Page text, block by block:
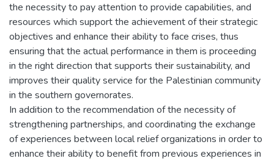
the necessity to pay attention to provide capabilities, and
resources which support the achievement of their strategic
objectives and enhance their ability to face crises, thus
ensuring that the actual performance in them is proceeding
in the right direction that supports their sustainability, and
improves their quality service for the Palestinian community
in the southern governorates.
In addition to the recommendation of the necessity of
strengthening partnerships, and coordinating the exchange
of experiences between local relief organizations in order to
enhance their ability to benefit from previous experiences in